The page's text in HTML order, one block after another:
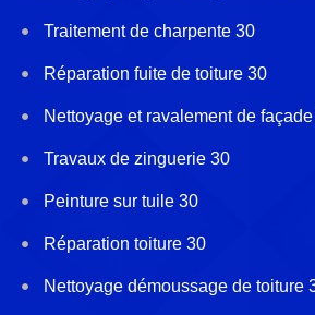
Traitement de charpente 30
Réparation fuite de toiture 30
Nettoyage et ravalement de
Travaux de zinguerie 30
Peinture sur tuile 30
Réparation toiture 30
Nettoyage démoussage de toiture